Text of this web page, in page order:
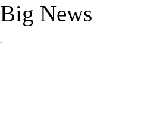
Big News